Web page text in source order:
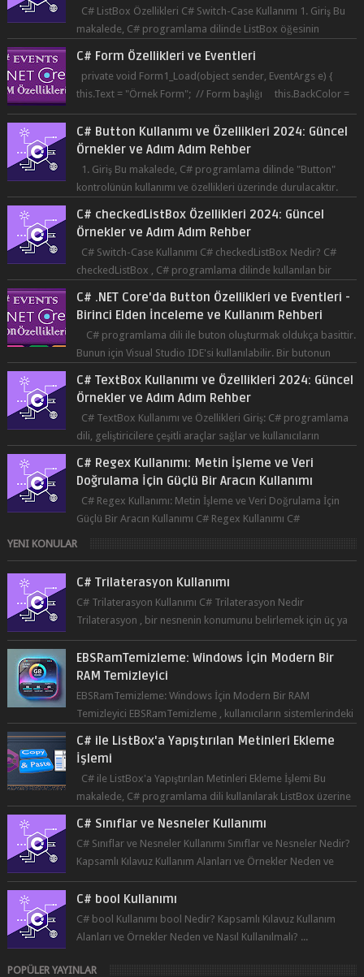
C# ListBox Özellikleri C# Switch-Case Kullanımı 1. Giriş Bu
makalede, C# programlama dilinde ListBox öğesinin
C# Form Özellikleri ve Eventleri
private void Form1_Load(object sender, EventArgs e) {
this.Text = "Örnek Form"; // Form başlığı this.BackColor =
Co...
C# Button Kullanımı ve Özellikleri 2024: Güncel
Örnekler ve Adım Adım Rehber
1. Giriş Bu makalede, C# programlama dilinde "Button"
kontrolünün kullanımı ve özellikleri üzerinde durulacaktır.
C# checkedListBox Özellikleri 2024: Güncel
Örnekler ve Adım Adım Rehber
C# Switch-Case Kullanımı C# checkedListBox Nedir? C#
checkedListBox , C# programlama dilinde kullanılan bir
C# .NET Core'da Button Özellikleri ve Eventleri -
Birinci Elden İnceleme ve Kullanım Rehberi
C# programlama dili ile buton oluşturmak oldukça basittir.
Bunun için Visual Studio IDE'si kullanılabilir. Bir butonun
C# TextBox Kullanımı ve Özellikleri 2024: Güncel
Örnekler ve Adım Adım Rehber
C# TextBox Kullanımı ve Özellikleri Giriş: C# programlama
dili, geliştiricilere çeşitli araçlar sağlar ve kullanıcıların
C# Regex Kullanımı: Metin İşleme ve Veri
Doğrulama İçin Güçlü Bir Aracın Kullanımı
C# Regex Kullanımı: Metin İşleme ve Veri Doğrulama İçin
Güçlü Bir Aracın Kullanımı C# Regex Kullanımı C#
programlama dilinde, düzenli ifad...
YENI KONULAR
C# Trilaterasyon Kullanımı
C# Trilaterasyon Kullanımı C# Trilaterasyon Nedir
Trilaterasyon , bir nesnenin konumunu belirlemek için üç ya
da daha fazla refer...
EBSRamTemizleme: Windows İçin Modern Bir
RAM Temizleyici
EBSRamTemizleme: Windows İçin Modern Bir RAM
Temizleyici EBSRamTemizleme , kullanıcıların sistemlerindeki
C# ile ListBox'a Yapıştırılan Metinleri Ekleme
İşlemi
C# ile ListBox'a Yapıştırılan Metinleri Ekleme İşlemi Bu
makalede, C# programlama dili kullanılarak ListBox üzerine
C# Sınıflar ve Nesneler Kullanımı
C# Sınıflar ve Nesneler Kullanımı Sınıflar ve Nesneler Nedir?
Kapsamlı Kılavuz Kullanım Alanları ve Örnekler Neden ve
Nasıl ...
C# bool Kullanımı
C# bool Kullanımı bool Nedir? Kapsamlı Kılavuz Kullanım
Alanları ve Örnekler Neden ve Nasıl Kullanılmalı? ...
POPÜLER YAYINLAR